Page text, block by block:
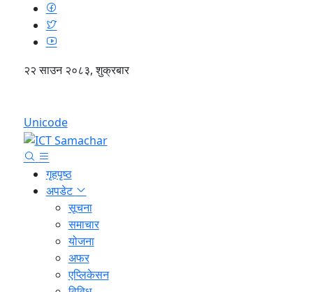
२२ साउन २०८३, शुक्रबार
Unicode
गृहपृष्ठ
अपडेट
सूचना
समाचार
योजना
अफर
एप्लिकेसन